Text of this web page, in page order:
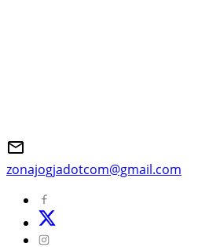
zonajogjadotcom@gmail.com